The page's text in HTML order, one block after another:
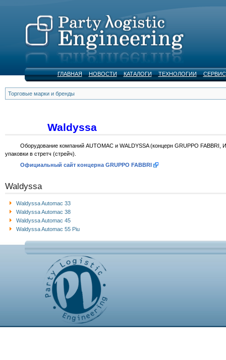
ГЛАВНАЯ НОВОСТИ КАТАЛОГИ ТЕХНОЛОГИИ СЕРВИС
Торговые марки и бренды
Waldyssa
Оборудование компаний AUTOMAC и WALDYSSA (концерн GRUPPO FABBRI,
упаковки в стретч (стрейч).
Официальный сайт концерна GRUPPO FABBRI
Waldyssa
Waldyssa Automac 33
Waldyssa Automac 38
Waldyssa Automac 45
Waldyssa Automac 55 Piu